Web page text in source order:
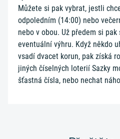
Můžete si pak vybrat, jestli
odpoledním (14:00) nebo
nebo v obou. Už předem si
eventuální výhru. Když někdo
vsadí dvacet korun, pak získá
jiných číselných loterií Sazky
šťastná čísla, nebo nechat